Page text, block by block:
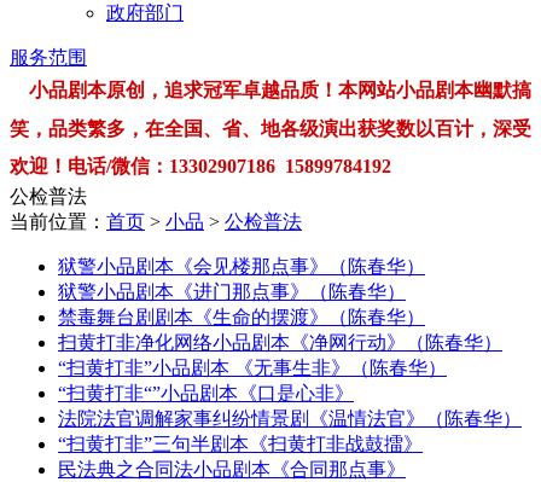
政府部门
服务范围
小品剧本原创，追求冠军卓越品质！本网站小品剧本幽默搞
笑，品类繁多，在全国、省、地各级演出获奖数以百计，深受
欢迎！电话/微信：13302907186 15899784192
公检普法
当前位置： 首页 > 小品 > 公检普法
狱警小品剧本《会见楼那点事》（陈春华）
狱警小品剧本《进门那点事》（陈春华）
禁毒舞台剧剧本《生命的摆渡》（陈春华）
扫黄打非净化网络小品剧本《净网行动》（陈春华）
“扫黄打非”小品剧本 《无事生非》（陈春华）
“扫黄打非“”小品剧本《口是心非》
法院法官调解家事纠纷情景剧《温情法官》（陈春华）
“扫黄打非”三句半剧本《扫黄打非战鼓擂》
民法典之合同法小品剧本《合同那点事》